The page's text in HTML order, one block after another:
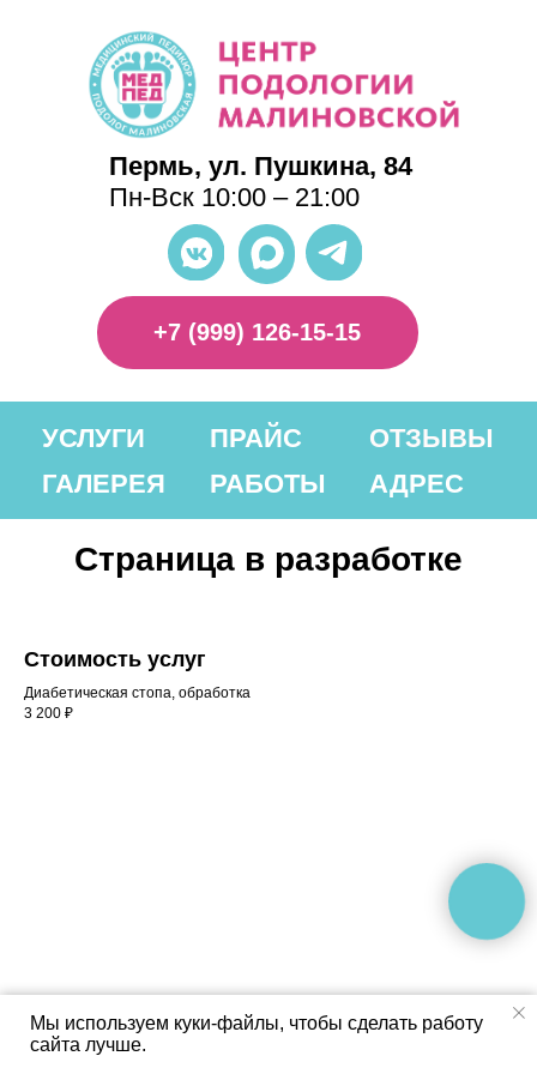
+7 (999) 126-15-15
Пермь, ул. Пушкина, 84
Пн-Вск 10:00 – 21:00
УСЛУГИ
ГАЛЕРЕЯ РАБОТЫ АДРЕС
Мы используем куки-файлы, чтобы сделать работу
сайта лучше.
Страница в разработке
Стоимость услуг
Диабетическая стопа, обработка
3 200 ₽